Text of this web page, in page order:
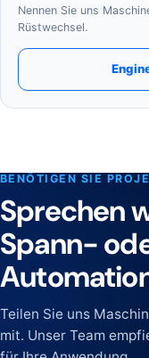
Nennen Sie uns
Rüstwechsel.
BENÖTIGEN SIE
Sprechen
Spann-
Teilen Sie uns
mit. Unser Team